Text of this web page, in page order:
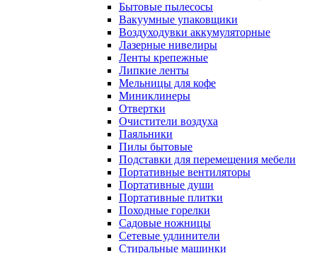
Бытовые пылесосы
Вакуумные упаковщики
Воздуходувки аккумуляторные
Лазерные нивелиры
Ленты крепежные
Липкие ленты
Мельницы для кофе
Миниклинеры
Отвертки
Очистители воздуха
Паяльники
Пилы бытовые
Подставки для перемещения мебели
Портативные вентиляторы
Портативные души
Портативные плитки
Походные горелки
Садовые ножницы
Сетевые удлинители
Стиральные машинки